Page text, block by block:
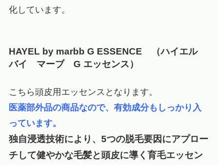
化しています。
HAYEL by marbb G ESSENCE
（ハイエル
バイ マーブ G エッセンス）
こちら頭皮用エッセンスとなります。
医薬部外品の商品なので、有効成分もしっかり入
っています。
独自浸透技術により、5つの脱毛要因にアプロー
チして健やかな毛髪と頭皮に導く育毛エッセン